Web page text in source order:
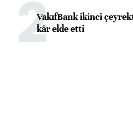
2VakıfBank ikinci
kâr elde etti